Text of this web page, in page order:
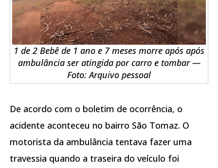
1 de 2 Bebê de 1 ano e 7 meses morre após após
ambulância ser atingida por carro e tombar —
Foto: Arquivo pessoal
De acordo com o boletim de ocorrência, o
acidente aconteceu no bairro São Tomaz. O
motorista da ambulância tentava fazer uma
travessia quando a traseira do veículo foi